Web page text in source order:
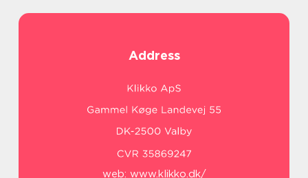
Address
web: www.klikko.dk/